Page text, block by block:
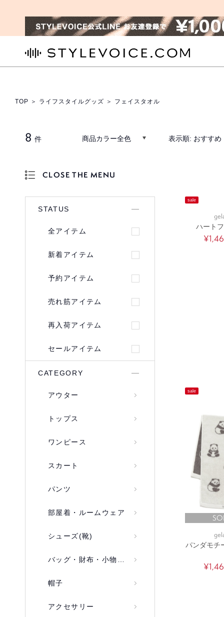
TOP ＞ ライフスタイルグッズ ＞ フェイスタオル
8 件 商品カラー全色 表示順: おすすめ
CLOSE THE MENU
STATUS
全アイテム
新着アイテム
予約アイテム
売れ筋アイテム
再入荷アイテム
セールアイテム
CATEGORY
アウター
トップス
ワンピース
スカート
パンツ
部屋着・ルームウェア
シューズ(靴)
バッグ・財布・小物入れ
帽子
アクセサリー
sale
ハート
sale
パンダモチ